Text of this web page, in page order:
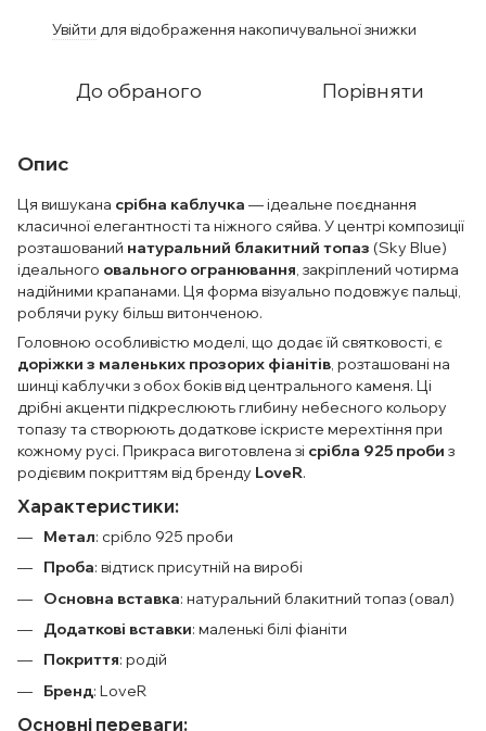
Увійти для відображення накопичувальної знижки
До обраного Порівняти
Опис
Ця вишукана срібна каблучка — ідеальне поєднання
класичної елегантності та ніжного сяйва. У центрі композиції
розташований натуральний блакитний топаз (Sky Blue)
ідеального овального огранювання, закріплений чотирма
надійними крапанами. Ця форма візуально подовжує пальці,
роблячи руку більш витонченою.
Головною особливістю моделі, що додає їй святковості, є
доріжки з маленьких прозорих фіанітів, розташовані на
шинці каблучки з обох боків від центрального каменя. Ці
дрібні акценти підкреслюють глибину небесного кольору
топазу та створюють додаткове іскристе мерехтіння при
кожному русі. Прикраса виготовлена зі срібла 925 проби з
родієвим покриттям від бренду LoveR.
Характеристики:
Метал: срібло 925 проби
Проба: відтиск присутній на виробі
Основна вставка: натуральний блакитний топаз (овал)
Додаткові вставки: маленькі білі фіаніти
Покриття: родій
Бренд: LoveR
Основні переваги: